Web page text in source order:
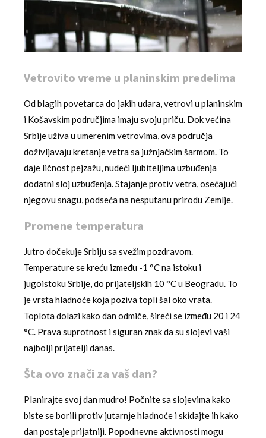
Vetrovito vreme u planinskim predelima
Od blagih povetarca do jakih udara, vetrovi u planinskim
i Košavskim područjima imaju svoju priču. Dok većina
Srbije uživa u umerenim vetrovima, ova područja
doživljavaju kretanje vetra sa južnjačkim šarmom. To
daje ličnost pejzažu, nudeći ljubiteljima uzbuđenja
dodatni sloj uzbuđenja. Stajanje protiv vetra, osećajući
njegovu snagu, podseća na nesputanu prirodu Zemlje.
Promene temperatura
Jutro dočekuje Srbiju sa svežim pozdravom.
Temperature se kreću između -1 °C na istoku i
jugoistoku Srbije, do prijateljskih 10 °C u Beogradu. To
je vrsta hladnoće koja poziva topli šal oko vrata.
Toplota dolazi kako dan odmiče, šireći se između 20 i 24
°C. Prava suprotnost i siguran znak da su slojevi vaši
najbolji prijatelji danas.
Šta ovo znači za vaš dan?
Planirajte svoj dan mudro! Počnite sa slojevima kako
biste se borili protiv jutarnje hladnoće i skidajte ih kako
dan postaje prijatniji. Popodnevne aktivnosti mogu